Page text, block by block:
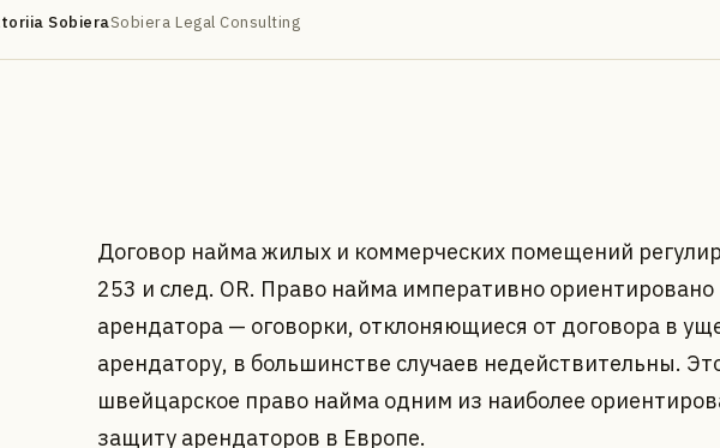
SobieraSobiera Legal Consulting
Договор найма жилых и коммерческих помещений
253 и след. OR. Право найма императивно
арендатора — оговорки, отклоняющиеся от договора в
арендатору, в большинстве случаев недействительны.
швейцарское право найма одним из наиболее
защиту арендаторов в Европе.